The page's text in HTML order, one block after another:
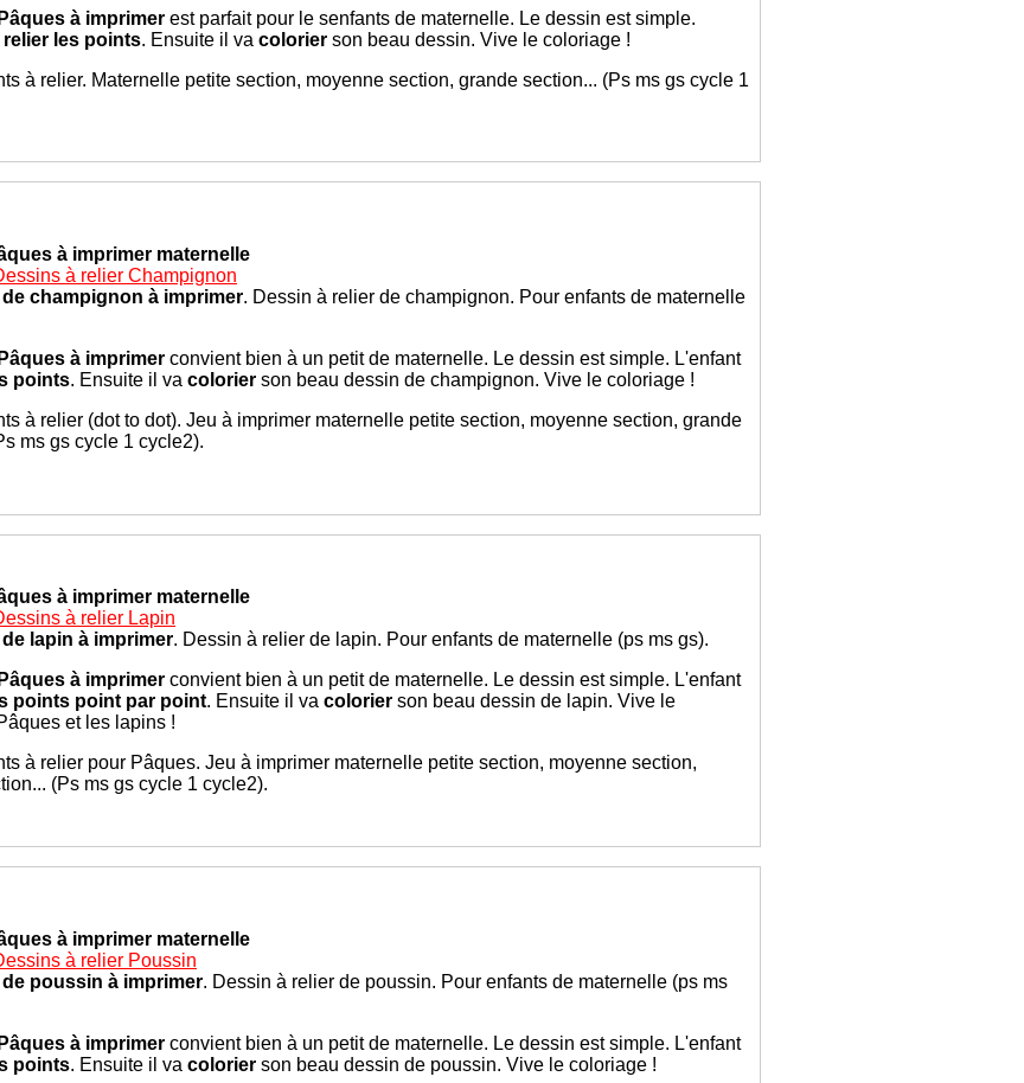
à imprimer est parfait pour le senfants de maternelle. Le dessin est simple.
relier les points. Ensuite il va colorier son beau dessin. Vive le coloriage !
à relier. Maternelle petite section, moyenne section, grande section... (Ps ms gs cycle 1
à imprimer maternelle
à relier Champignon
champignon à imprimer. Dessin à relier de champignon. Pour enfants de maternelle
à imprimer convient bien à un petit de maternelle. Le dessin est simple. L'enfant
points. Ensuite il va colorier son beau dessin de champignon. Vive le coloriage !
à relier (dot to dot). Jeu à imprimer maternelle petite section, moyenne section, grande
ms gs cycle 1 cycle2).
à imprimer maternelle
à relier Lapin
lapin à imprimer. Dessin à relier de lapin. Pour enfants de maternelle (ps ms gs).
à imprimer convient bien à un petit de maternelle. Le dessin est simple. L'enfant
points point par point. Ensuite il va colorier son beau dessin de lapin. Vive le
et les lapins !
à relier pour Pâques. Jeu à imprimer maternelle petite section, moyenne section,
(Ps ms gs cycle 1 cycle2).
à imprimer maternelle
à relier Poussin
poussin à imprimer. Dessin à relier de poussin. Pour enfants de maternelle (ps ms
à imprimer convient bien à un petit de maternelle. Le dessin est simple. L'enfant
points. Ensuite il va colorier son beau dessin de poussin. Vive le coloriage !